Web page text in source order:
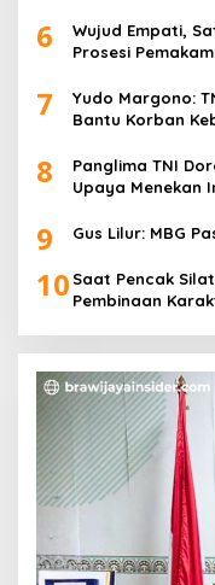
6
Wujud Empati,
Prosesi
7
Yudo Margono:
Bantu Korban
8
Panglima TNI
Upaya Menekan
9 Gus Lilur: MBG
10 Saat Pencak
Pembinaan